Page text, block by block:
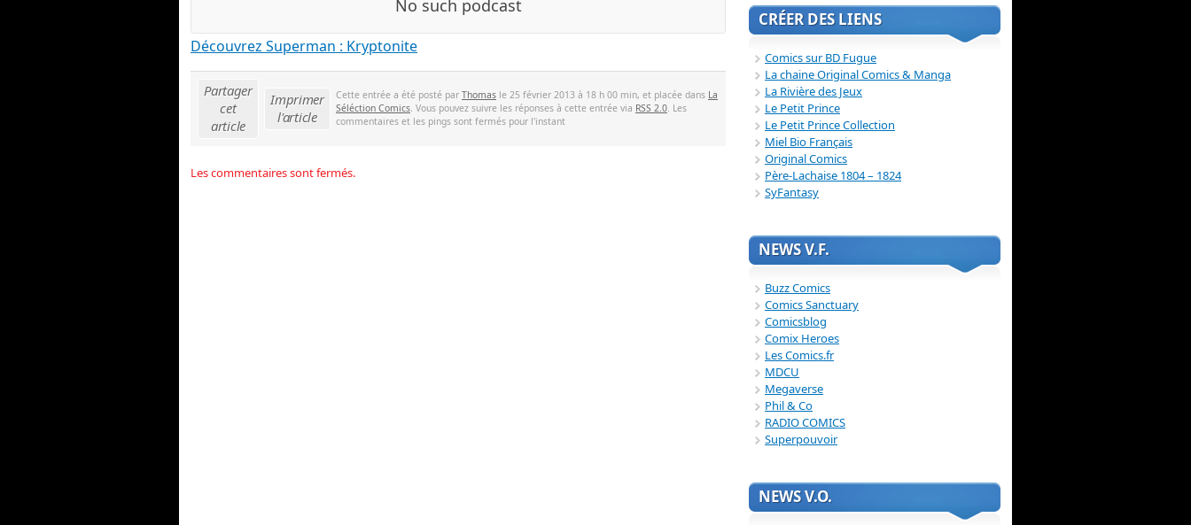
Découvrez Superman : Kryptonite
Partager
cet
article
Imprimer
l'article
Cette entrée a été posté par Thomas le 25 février 2013 à 18 h 00 min, et placée dans La
Séléction Comics . Vous pouvez suivre les réponses à cette entrée via RSS 2.0 . Les
commentaires et les pings sont fermés pour l'instant
Les commentaires sont fermés.
CRÉER DES LIENS
Comics sur BD Fugue
La chaine Original Comics & Manga
La Rivière des Jeux
Le Petit Prince
Le Petit Prince Collection
Miel Bio Français
Original Comics
Père-Lachaise 1804 – 1824
SyFantasy
NEWS V.F.
Buzz Comics
Comics Sanctuary
Comicsblog
Comix Heroes
Les Comics.fr
MDCU
Megaverse
Phil & Co
RADIO COMICS
Superpouvoir
NEWS V.O.